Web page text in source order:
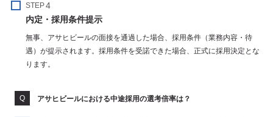
STEP
内定・採用条件提示
無事、アサヒビールの面接を通過した場合、採用条件（業務内容・待
遇）が提示されます。採用条件を受諾できた場合、正式に採用決定とな
ります。
アサヒビールにおける中途採用の選考倍率は？